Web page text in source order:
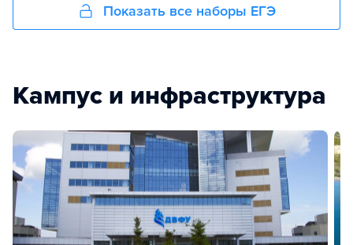
Показать все наборы ЕГЭ
Кампус и инфраструктура